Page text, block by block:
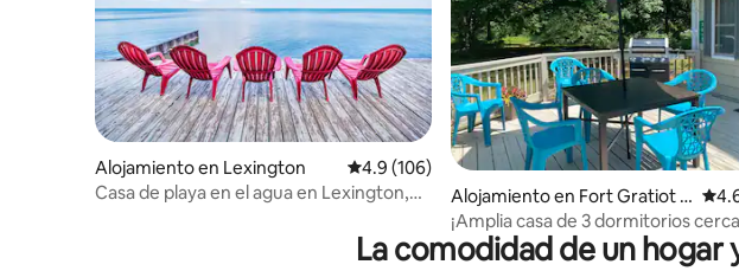
Alojamiento en Lexington Calificación promedio: 4.9 de 5, 106 reseñas
4.9 (106)
Casa de playa en el agua en Lexington,
Alojamiento en Fort Gratiot T
ownship
¡Amplia casa de 3 dormitorios
todas las playas!
La comodidad de un hogar